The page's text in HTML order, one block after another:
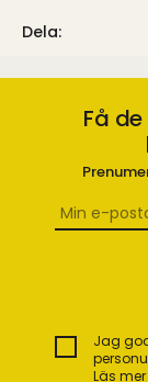
Dela:
Få
Jag
Läs